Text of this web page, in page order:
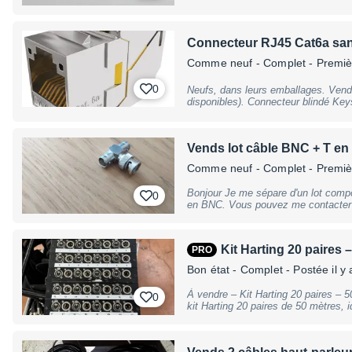
0
Connecteur RJ45 Cat6a
Comme neuf - Complet -
Neufs, dans leurs emballages. Vendus par lots de 8 (Plusieurs lots
disponibles). Connecteur blindé Keystone RJ45 Cat6a pour câble AWG22.
0
Vends lot câble BNC + T en
Comme neuf - Complet -
Bonjour Je me sépare d'un lot
en BNC. Vous pouvez me contacter directement au 0673536379 pour plus
0
PRO Kit Harting 20 paires
Bon état - Complet- Postée il y
À vendre – Kit Harting 20 paires – 50
kit Harting 20 paires de 50 mètres,